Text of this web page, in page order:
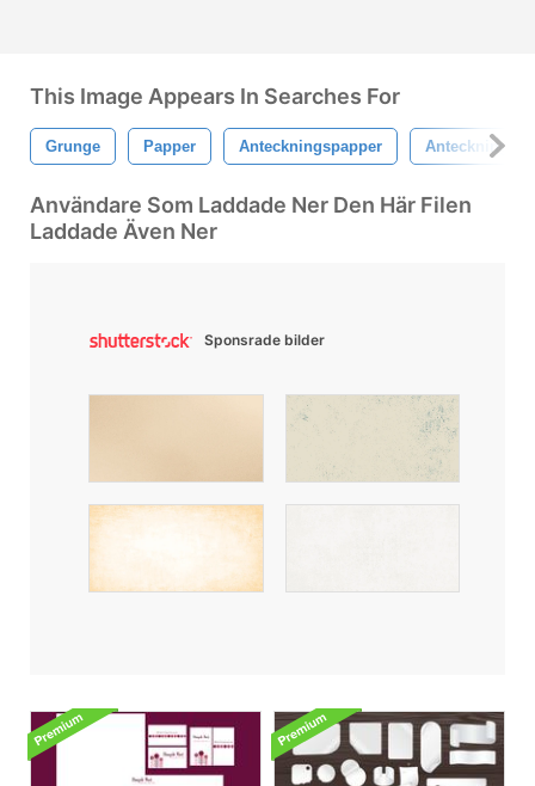
This Image Appears In Searches For
Grunge Papper Anteckningspapper
Användare Som Laddade Ner Den Här Filen
Laddade Även Ner
Sponsrade bilder